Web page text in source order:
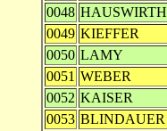
0048 HAUSWIRTH
0049 KIEFFER
0050 LAMY
0051 WEBER
0052 KAISER
0053 BLINDAUER